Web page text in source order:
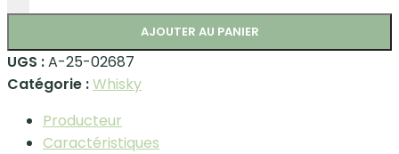
AJOUTER AU PANIER
UGS :A-25-02687
Catégorie :Whisky
Producteur
Caractéristiques